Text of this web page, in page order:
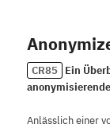
CR85 Ein
Anlässlich einer